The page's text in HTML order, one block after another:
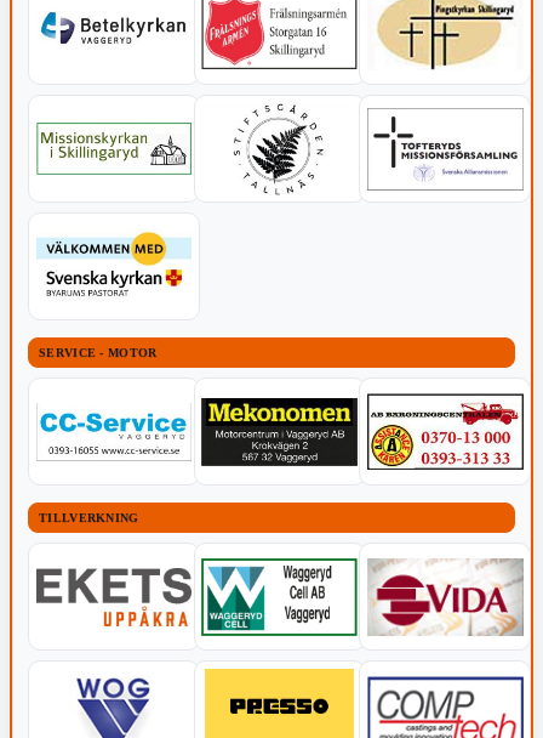
SERVICE - MOTOR
TILLVERKNING